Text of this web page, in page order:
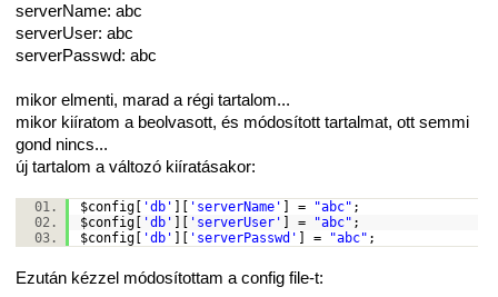
serverName: abc
serverUser: abc
serverPasswd: abc
mikor elmenti, marad a régi tartalom...
mikor kiíratom a beolvasott, és módosított tartalmat, ott semmi
gond nincs...
új tartalom a változó kiíratásakor:
$config 'db' 'serverName' ] = "abc" ;
$config
'db' 'serverUser' ] = "abc" ;
$config
'db' 'serverPasswd' ] = "abc" ;
Ezután kézzel módosítottam a config file-t: